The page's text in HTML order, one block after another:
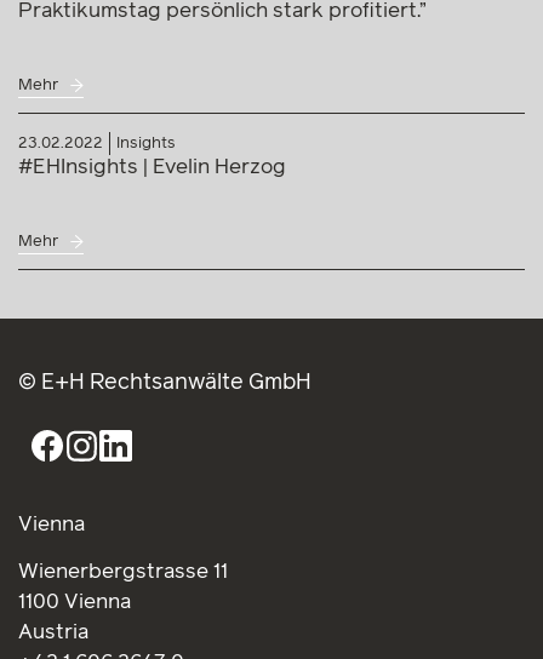
Praktikumstag persönlich stark profitiert.”
Mehr
23.02.2022 Insights
#EHInsights | Evelin Herzog
Mehr
© E+H Rechtsanwälte GmbH
Vienna
Wienerbergstrasse 11
1100 Vienna
Austria